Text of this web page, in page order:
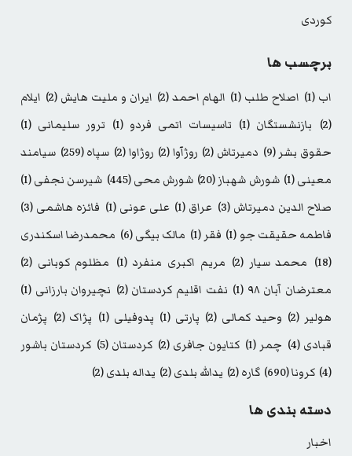
کوردی
برچسب ها
اب (1) اصلاح طلب (1) الهام احمد(2) ایران و ملیت هایش (2)
ایلام
(2)
بازنشستگان (1) تاسیسات اتمی فردو (1) ترور سلیمانی (1)
حقوق بشر (9) دمیرتاش (2) روژآوا(2) روژاوا(2) سپاه(259)
سیامند
معینی(1) شورش شهباز(20) شورش محی(445) شیرسن نجفی(1)
صلاح الدین دمیرتاش (3) عراق (1) علی عونی (1) فائزه هاشمی (3)
فاطمه حقیقت جو (1) فقر (1) مالک بیگی(6)
محمدرضا اسکندری
(18)
محمد سیار (2) مریم اکبری منفرد (1) مظلوم کوبانی (2)
معترضان آبان ۹۸
(1) نفت اقلیم کردستان (2) نچیروان بارزانی (1)
هولیر (2) وحید کمالی (2) پارتی (1) پدوفیلی (1) پژاک (2)
پژمان
قبادی (4) چمر (1) کتایون جافری (2) کردستان (5)
کردستان باشور
(4)
کرونا(690) گاره(2) یدالله بلدی(2) یداله بلدی(2)
دسته بندی ها
اخبار